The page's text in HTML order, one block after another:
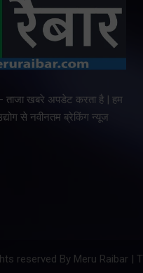
ताजा खबरे अपडेट करता है | हम
से नवीनतम ब्रेकिंग न्यूज